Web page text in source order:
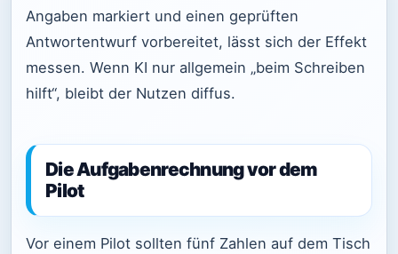
Angaben markiert und einen geprüften
Antwortentwurf vorbereitet, lässt sich der Effekt
messen. Wenn KI nur allgemein „beim Schreiben
hilft“, bleibt der Nutzen diffus.
Die Aufgabenrechnung vor dem
Pilot
Vor einem Pilot sollten fünf Zahlen auf dem Tisch